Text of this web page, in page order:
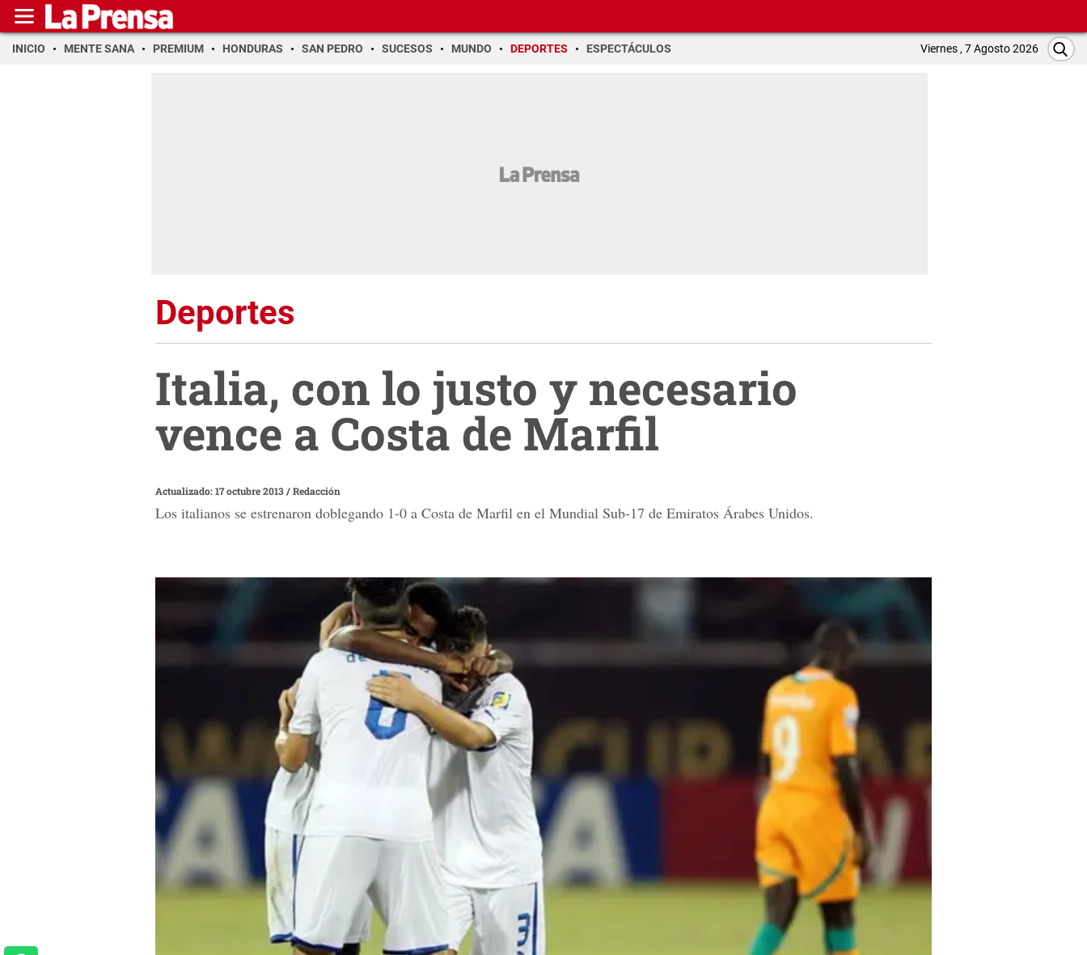
INICIO MENTE SANA PREMIUM HONDURAS SAN PEDRO SUCESOS MUNDO DEPORTES ESPECTÁCULOS Viernes , 7 Agosto 2026
Deportes
Italia, con lo justo y necesario
vence a Costa de Marfil
Actualizado: 17 octubre 2013/Redacción
Los italianos se estrenaron doblegando 1-0 a Costa de Marfil en el Mundial Sub-17 de Emiratos Árabes Unidos.